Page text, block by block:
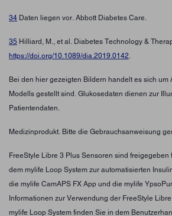
34 Daten liegen vor. Abbott Diabetes Care.
35 Hilliard, M., et al. Diabetes Technology &
https://doi.org/10.1089/dia.2019.0142.
Bei den hier gezeigten Bildern handelt es sich um
Modells gestellt sind. Glukosedaten dienen zur
Patientendaten.
Medizinprodukt. Bitte die Gebrauchsanweisung
FreeStyle Libre 3 Plus Sensoren sind
dem mylife Loop System zur automatisierten
die mylife CamAPS FX App und die mylife
Informationen zur Verwendung der FreeStyle
mylife Loop System finden Sie in dem